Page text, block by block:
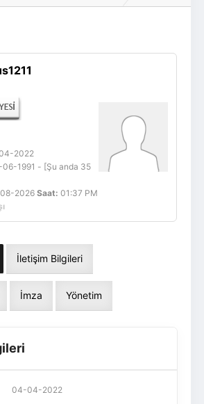
2022
1991 - [Şu anda 35
2026Saat: 01:37 PM
İletişim Bilgileri
İmza Yönetim
04-04-2022